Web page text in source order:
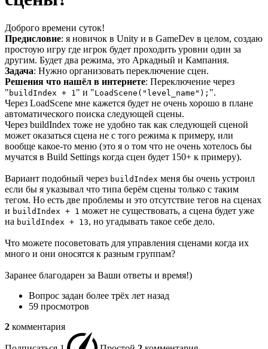
Доброго времени суток!
Предисловие: я новичок в Unity и в GameDev в целом, создаю
простоую игру где игрок будет проходить уровни один за
другим. Будет два режима, это Аркадный и Кампания.
Задача: Нужно организовать переключение сцен.
Решения что нашёл в интернете: Переключение через
" buildIndex + 1" и "LoadScene("level_name"); ".
Через LoadScene мне кажется будет не очень хорошо в плане
автоматического поиска следующей сцены.
Через buildIndex тоже не удобно так как следующей сценой
может оказаться сцена не с того режима к примеру, или
вообще какое-то меню (это я о том что не очень хотелось бы
мучатся в Build Settings когда сцен будет 150+ к примеру).
Вариант подобный через buildIndex меня бы очень устроил
если бы я указывал что типа берём сцены только с таким
тегом. Но есть две проблемы и это отсутствие тегов на сценах
и buildIndex + 1 может не существовать, а сцена будет уже
на buildIndex + 13, но угадывать такое себе дело.
Что можете посоветовать для управления сценами когда их
много и они оносятся к разным группам?
Заранее благодарен за Ваши ответы и время!)
Вопрос задан более трёх лет назад
59 просмотров
2 комментария